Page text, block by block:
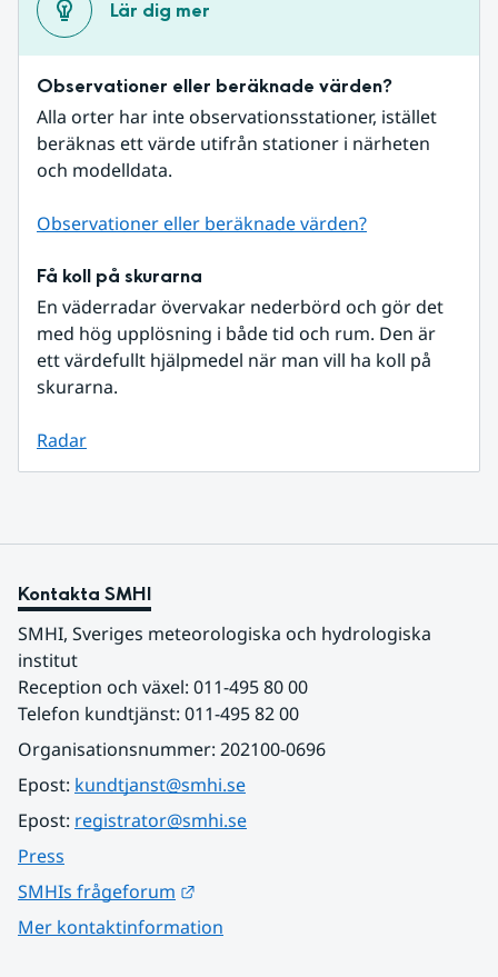
Lär dig mer
Observationer eller beräknade värden?
Alla orter har inte observationsstationer, istället
beräknas ett värde utifrån stationer i närheten
och modelldata.
Observationer eller beräknade värden?
Få koll på skurarna
En väderradar övervakar nederbörd och gör det
med hög upplösning i både tid och rum. Den är
ett värdefullt hjälpmedel när man vill ha koll på
skurarna.
Radar
Kontakta SMHI
SMHI, Sveriges meteorologiska och hydrologiska
institut
Reception och växel: 011-495 80 00
Telefon kundtjänst: 011-495 82 00
Organisationsnummer: 202100-0696
Epost: kundtjanst@smhi.se
Epost: registrator@smhi.se
Press
SMHIs frågeforum
Mer kontaktinformation